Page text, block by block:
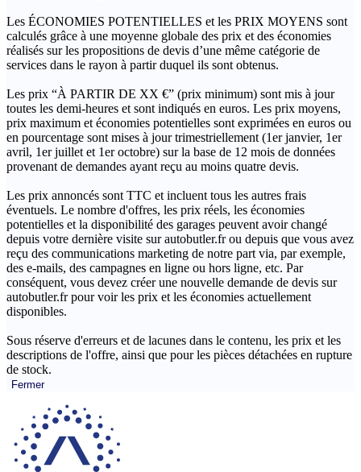
Les ÉCONOMIES POTENTIELLES et les PRIX MOYENS sont
calculés grâce à une moyenne globale des prix et des économies
réalisés sur les propositions de devis d’une même catégorie de
services dans le rayon à partir duquel ils sont obtenus.
Les prix “À PARTIR DE XX €” (prix minimum) sont mis à jour
toutes les demi-heures et sont indiqués en euros. Les prix moyens,
prix maximum et économies potentielles sont exprimées en euros ou
en pourcentage sont mises à jour trimestriellement (1er janvier, 1er
avril, 1er juillet et 1er octobre) sur la base de 12 mois de données
provenant de demandes ayant reçu au moins quatre devis.
Les prix annoncés sont TTC et incluent tous les autres frais
éventuels. Le nombre d'offres, les prix réels, les économies
potentielles et la disponibilité des garages peuvent avoir changé
depuis votre dernière visite sur autobutler.fr ou depuis que vous avez
reçu des communications marketing de notre part via, par exemple,
des e-mails, des campagnes en ligne ou hors ligne, etc. Par
conséquent, vous devez créer une nouvelle demande de devis sur
autobutler.fr pour voir les prix et les économies actuellement
disponibles.
Sous réserve d'erreurs et de lacunes dans le contenu, les prix et les
descriptions de l'offre, ainsi que pour les pièces détachées en rupture
de stock.
Fermer